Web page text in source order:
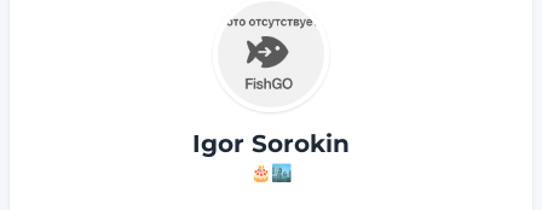
Igor Sorokin
🎂🏙️